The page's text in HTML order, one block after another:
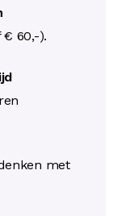
€ 60,-).
met